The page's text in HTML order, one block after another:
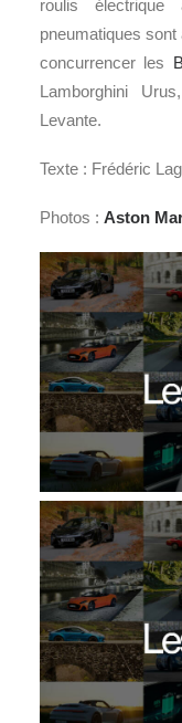
roulis électrique
pneumatiques
concurrencer les
Lamborghini
Levante.
Texte : Frédéric
Photos : Aston